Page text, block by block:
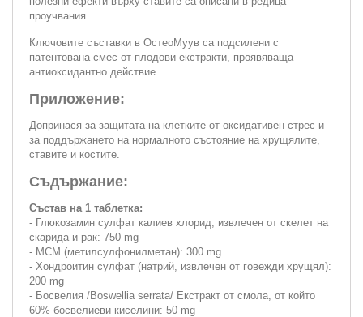
проучвания.
Ключовите съставки в ОстеоМуув са подсилени с
патентована смес от плодови екстракти, проявяваща
антиоксидантно действие.
Приложение:
Допринася за защитата на клетките от оксидативен стрес и
за поддържането на нормалното състояние на хрущялите,
ставите и костите.
Съдържание:
Състав на 1 таблетка:
- Глюкозамин сулфат калиев хлорид, извлечен от скелет на
скарида и рак: 750 mg
- МСМ (метилсулфонилметан): 300 mg
- Хондроитин сулфат (натрий, извлечен от говежди хрущял):
200 mg
- Босвелия /Boswellia serrata/ Екстракт от смола, от който
60% босвелиеви киселини: 50 mg